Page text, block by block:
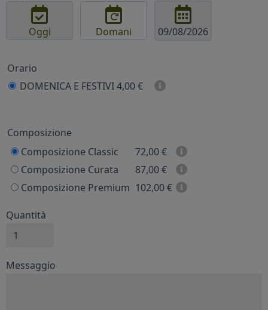
Oggi Domani
Orario
DOMENICA E FESTIVI 4,00 €
Prezzo
Composizione
Composizione Classic
72,00€
Composizione Curata
87,00€
Composizione Premium 102,00€
Quantità
Messaggio e firma
Messaggio